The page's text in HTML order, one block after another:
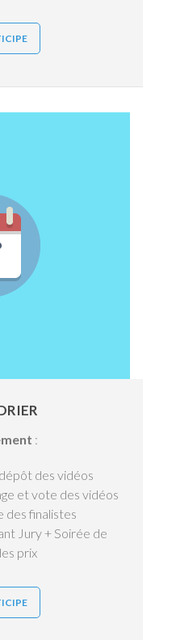
:
des vidéos
et vote des vidéos
des finalistes
Jury + Soirée de
prix